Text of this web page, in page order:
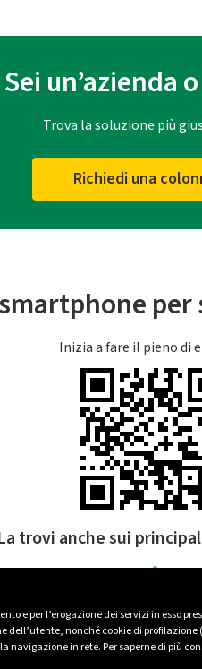
e per l’erogazione dei servizi in esso
nonché cookie di
navigazione in rete. Per saperne di più
Sei un’azienda
Trova la soluzione più
Richiedi una
Inizia a fare il pieno di
trovi anche sui